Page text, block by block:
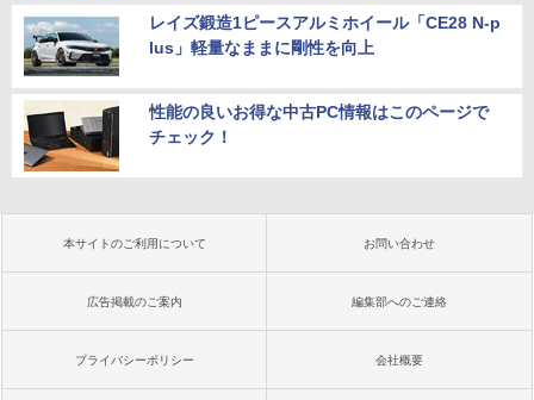
レイズ鍛造1ピースアルミホイール「CE28 N-p
lus」軽量なままに剛性を向上
性能の良いお得な中古PC情報はこのページで
チェック！
本サイトのご利用について お問い合わせ
広告掲載のご案内 編集部へのご連絡
プライバシーポリシー 会社概要